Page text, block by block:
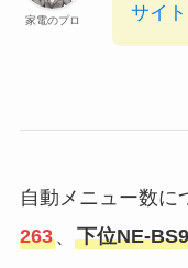
家電のプロ
サイト
自動メニュー数に
263、 下位NE-